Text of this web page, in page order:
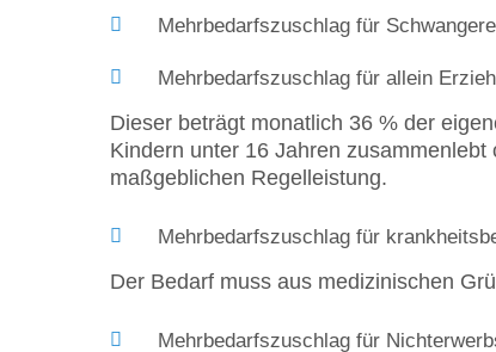
Mehrbedarfszuschlag für
Mehrbedarfszuschlag für allein
Dieser beträgt monatlich 36 % der
Kindern unter 16 Jahren
maßgeblichen Regelleistung.
Mehrbedarfszuschlag für
Der Bedarf muss aus medizinischen
Mehrbedarfszuschlag für